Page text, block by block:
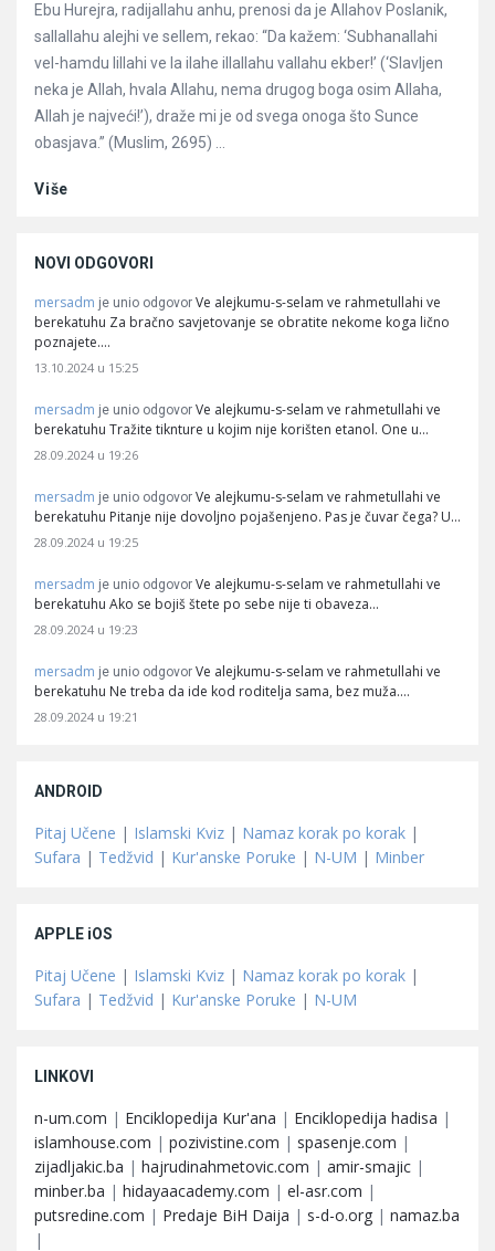
Ebu Hurejra, radijallahu anhu, prenosi da je Allahov Poslanik,
sallallahu alejhi ve sellem, rekao: “Da kažem: ‘Subhanallahi
vel-hamdu lillahi ve la ilahe illallahu vallahu ekber!’ (‘Slavljen
neka je Allah, hvala Allahu, nema drugog boga osim Allaha,
Allah je najveći!’), draže mi je od svega onoga što Sunce
obasjava.” (Muslim, 2695) ...
Više
NOVI ODGOVORI
mersadm je unio odgovor Ve alejkumu-s-selam ve rahmetullahi ve
berekatuhu Za bračno savjetovanje se obratite nekome koga lično
poznajete.…
13.10.2024 u 15:25
mersadm je unio odgovor Ve alejkumu-s-selam ve rahmetullahi ve
berekatuhu Tražite tiknture u kojim nije korišten etanol. One u…
28.09.2024 u 19:26
mersadm je unio odgovor Ve alejkumu-s-selam ve rahmetullahi ve
berekatuhu Pitanje nije dovoljno pojašenjeno. Pas je čuvar čega? U…
28.09.2024 u 19:25
mersadm je unio odgovor Ve alejkumu-s-selam ve rahmetullahi ve
berekatuhu Ako se bojiš štete po sebe nije ti obaveza…
28.09.2024 u 19:23
mersadm je unio odgovor Ve alejkumu-s-selam ve rahmetullahi ve
berekatuhu Ne treba da ide kod roditelja sama, bez muža.…
28.09.2024 u 19:21
ANDROID
Pitaj Učene | Islamski Kviz | Namaz korak po korak |
Sufara | Tedžvid | Kur'anske Poruke | N-UM | Minber
APPLE iOS
Pitaj Učene | Islamski Kviz | Namaz korak po korak |
Sufara | Tedžvid | Kur'anske Poruke | N-UM
LINKOVI
n-um.com | Enciklopedija Kur'ana | Enciklopedija hadisa |
islamhouse.com | pozivistine.com | spasenje.com |
zijadljakic.ba | hajrudinahmetovic.com | amir-smajic |
minber.ba | hidayaacademy.com | el-asr.com |
putsredine.com | Predaje BiH Daija | s-d-o.org | namaz.ba
|